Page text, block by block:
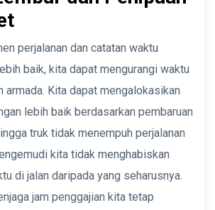
perjalanan dan catatan waktu
baik, kita dapat mengurangi waktu
armada. Kita dapat mengalokasikan
lebih baik berdasarkan pembaruan
truk tidak menempuh perjalanan
kita tidak menghabiskan
di jalan daripada yang seharusnya.
jam penggajian kita tetap